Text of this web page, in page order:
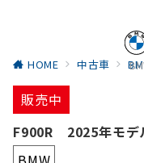
HOME 中古車
販売中
F900R 2025年モデ